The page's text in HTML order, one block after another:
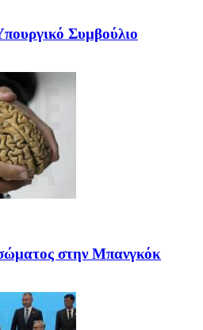
Συμβούλιο
στην Μπανγκόκ